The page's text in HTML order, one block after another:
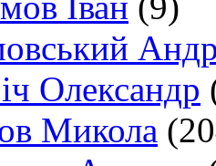
Олександр
Микола